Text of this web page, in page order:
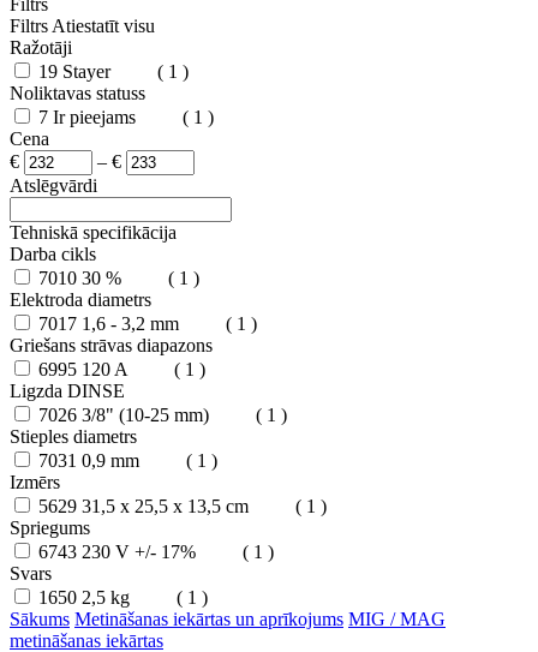
Filtrs
Filtrs Atiestatīt visu
Ražotāji
19 Stayer
( 1 )
Noliktavas statuss
7 Ir pieejams
( 1 )
Cena
€
– €
Atslēgvārdi
Tehniskā specifikācija
Darba cikls
7010 30 %
( 1 )
Elektroda diametrs
7017 1,6 - 3,2 mm
( 1 )
Griešans strāvas diapazons
6995 120 A
( 1 )
Ligzda DINSE
7026 3/8" (10-25 mm)
( 1 )
Stieples diametrs
7031 0,9 mm
( 1 )
Izmērs
5629 31,5 x 25,5 x 13,5 cm
( 1 )
Spriegums
6743 230 V +/- 17%
( 1 )
Svars
1650 2,5 kg
( 1 )
Sākums Metināšanas iekārtas un aprīkojums MIG / MAG
metināšanas iekārtas